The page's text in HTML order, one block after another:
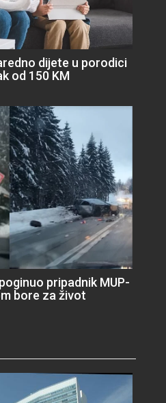
dijete u porodici
od 150 KM
pripadnik MUP-
bore za život